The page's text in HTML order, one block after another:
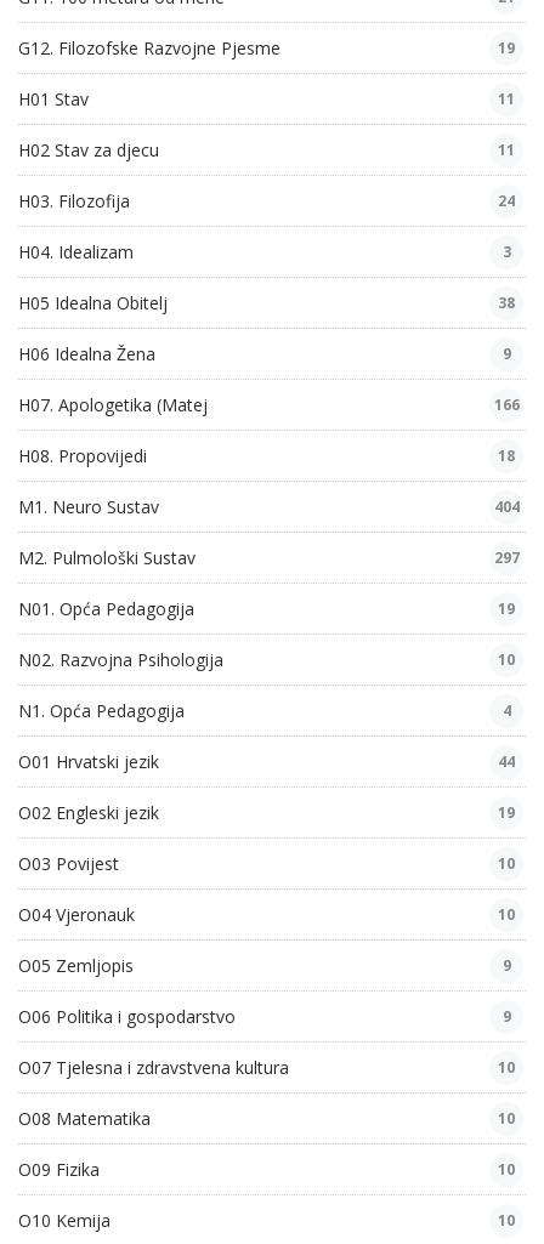
G12. Filozofske Razvojne Pjesme 19
H01 Stav 11
H02 Stav za djecu 11
H03. Filozofija 24
H04. Idealizam 3
H05 Idealna Obitelj 38
H06 Idealna Žena 9
H07. Apologetika (Matej 166
H08. Propovijedi 18
M1. Neuro Sustav 404
M2. Pulmološki Sustav 297
N01. Opća Pedagogija 19
N02. Razvojna Psihologija 10
N1. Opća Pedagogija 4
O01 Hrvatski jezik 44
O02 Engleski jezik 19
O03 Povijest 10
O04 Vjeronauk 10
O05 Zemljopis 9
O06 Politika i gospodarstvo 9
O07 Tjelesna i zdravstvena kultura 10
O08 Matematika 10
O09 Fizika 10
O10 Kemija 10